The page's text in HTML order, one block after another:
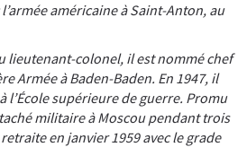
américaine à Saint-Anton, au
lieutenant-colonel, il est nommé chef
Armée à Baden-Baden. En 1947, il
l’École supérieure de guerre. Promu
militaire à Moscou pendant trois
en janvier 1959 avec le grade